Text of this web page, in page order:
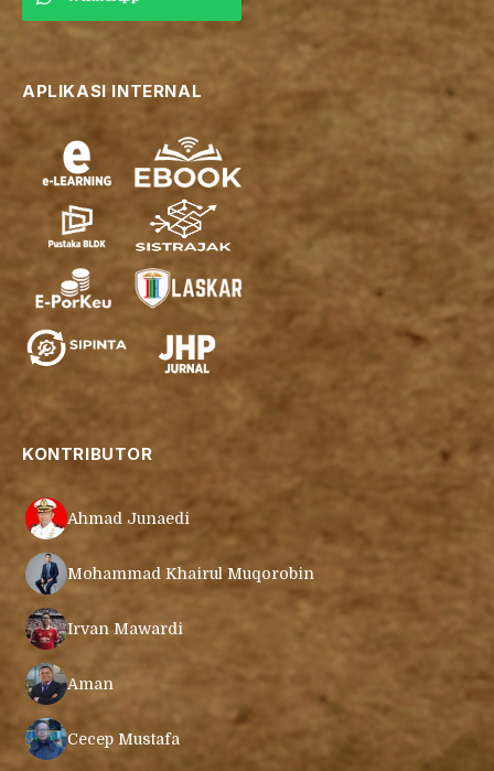
APLIKASI INTERNAL
KONTRIBUTOR
Ahmad Junaedi
Mohammad Khairul Muqorobin
Irvan Mawardi
Aman
Cecep Mustafa